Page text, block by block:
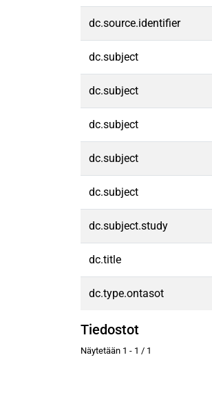
dc.source.identifier
dc.subject
dc.subject
dc.subject
dc.subject
dc.subject
dc.subject.study
dc.title
dc.type.ontasot
Tiedostot
Näytetään 1 - 1 / 1